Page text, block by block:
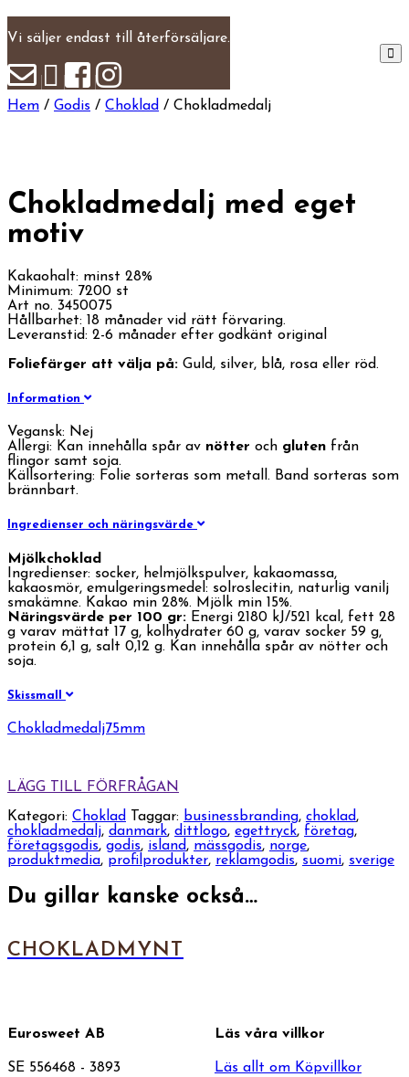
Vi säljer endast till återförsäljare.
Hem / Godis / Choklad / Chokladmedalj
Chokladmedalj med eget
motiv
Kakaohalt: minst 28%
Minimum: 7200 st
Art no. 3450075
Hållbarhet: 18 månader vid rätt förvaring.
Leveranstid: 2-6 månader efter godkänt original
Foliefärger att välja på: Guld, silver, blå, rosa eller röd.
Information
Vegansk: Nej
Allergi: Kan innehålla spår av nötter och gluten från
flingor samt soja.
Källsortering: Folie sorteras som metall. Band sorteras som
brännbart.
Ingredienser och näringsvärde
Mjölkchoklad
Ingredienser: socker, helmjölkspulver, kakaomassa,
kakaosmör, emulgeringsmedel: solroslecitin, naturlig vanilj
smakämne. Kakao min 28%. Mjölk min 15%.
Näringsvärde per 100 gr: Energi 2180 kJ/521 kcal, fett 28
g varav mättat 17 g, kolhydrater 60 g, varav socker 59 g,
protein 6,1 g, salt 0,12 g. Kan innehålla spår av nötter och
soja.
Skissmall
Chokladmedalj75mm
LÄGG TILL FÖRFRÅGAN
Kategori: Choklad Taggar: businessbranding, choklad,
chokladmedalj, danmark, dittlogo, egettryck, företag,
företagsgodis, godis, island, mässgodis, norge,
produktmedia, profilprodukter, reklamgodis, suomi, sverige
Du gillar kanske också…
CHOKLADMYNT
Eurosweet AB
SE 556468 - 3893
Läs våra villkor
Läs allt om Köpvillkor